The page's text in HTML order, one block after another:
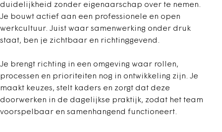
duidelijkheid zonder eigenaarschap over te nemen.
Je bouwt actief aan een professionele en open
werkcultuur. Juist waar samenwerking onder druk
staat, ben je zichtbaar en richtinggevend.
Je brengt richting in een omgeving waar rollen,
processen en prioriteiten nog in ontwikkeling zijn. Je
maakt keuzes, stelt kaders en zorgt dat deze
doorwerken in de dagelijkse praktijk, zodat het team
voorspelbaar en samenhangend functioneert.